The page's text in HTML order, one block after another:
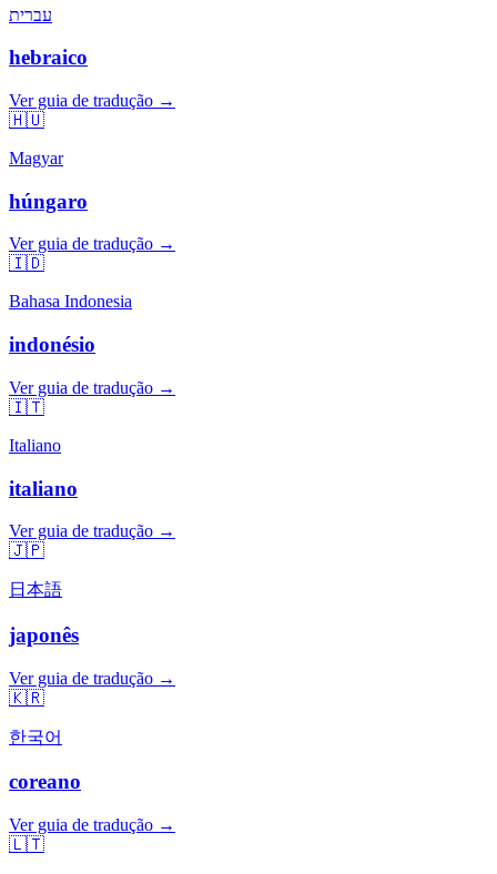
עברית
hebraico
Ver guia de tradução →
🇭🇺
Magyar
húngaro
Ver guia de tradução →
🇮🇩
Bahasa Indonesia
indonésio
Ver guia de tradução →
🇮🇹
Italiano
italiano
Ver guia de tradução →
🇯🇵
日本語
japonês
Ver guia de tradução →
🇰🇷
한국어
coreano
Ver guia de tradução →
🇱🇹